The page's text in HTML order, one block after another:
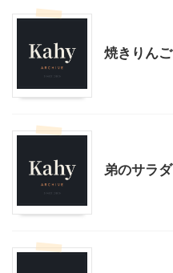
焼きりんご
弟のサラダ